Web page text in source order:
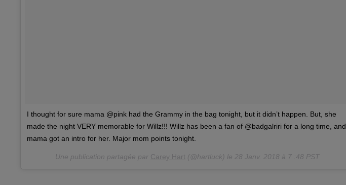
I thought for sure mama @pink had the Grammy in the bag tonight, but it didn’t happen. But, she
made the night VERY memorable for Willz!!! Willz has been a fan of @badgalriri for a long time, and
mama got an intro for her. Major mom points tonight.
Une publication partagée par Carey Hart (@hartluck) le 28 Janv. 2018 à 7 :48 PST